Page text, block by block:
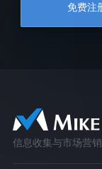
免费注
信息收集与市场营